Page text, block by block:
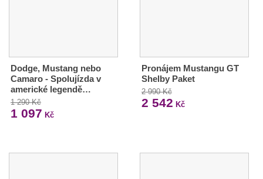
Dodge, Mustang nebo
Camaro - Spolujízda v
americké legendě…
1 290 Kč
1 097 Kč
Pronájem Mustangu GT
Shelby Paket
2 990 Kč
2 542 Kč